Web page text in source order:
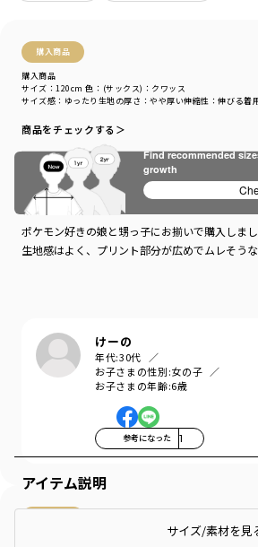
購入商品
購入商品
サイズ感 ：ゆったり 生地の厚さ ：やや厚い伸縮性 ：伸びる着
サイズ：120cm 色：(サックス)：クワッス
商品をチェックする＞
ポケモン好き
ポケモン好きの娘と甥っ子にお揃いで購入しま
生地感はよく、プリント部分が広めでムレそう
けーの
年代:30代
お子さまの性別:女の子
お子さまの年齢:6歳
参考になった 1
アイテム説明
サイズ/素材を見
Find recommended
growth